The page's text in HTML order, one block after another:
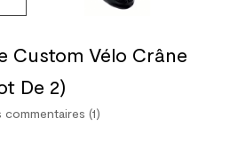
Custom Vélo Crâne
De 2)
commentaires (1)